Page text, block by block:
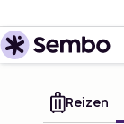
Reizen